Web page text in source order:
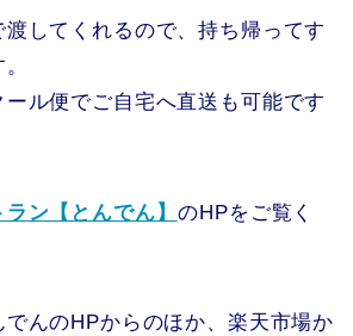
してくれるので、持ち帰ってす
ル便でご自宅へ直送も可能です
ン【とんでん】 のHPをご覧く
んのHPからのほか、楽天市場か